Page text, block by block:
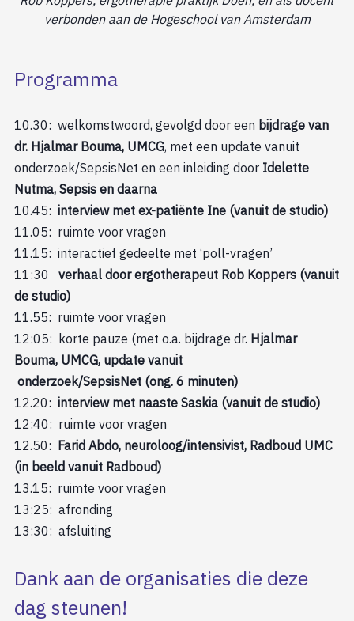
verbonden aan de Hogeschool van Amsterdam
Programma
10.30: welkomstwoord, gevolgd door een bijdrage van
dr. Hjalmar Bouma, UMCG, met een update vanuit
onderzoek/SepsisNet en een inleiding door Idelette
Nutma, Sepsis en daarna
10.45: interview met ex-patiënte Ine (vanuit de studio)
11.05: ruimte voor vragen
11.15: interactief gedeelte met ‘poll-vragen’
11:30 verhaal door ergotherapeut Rob Koppers (vanuit
de studio)
11.55: ruimte voor vragen
12:05: korte pauze (met o.a. bijdrage dr. Hjalmar
Bouma, UMCG, update vanuit
onderzoek/SepsisNet (ong. 6 minuten)
12.20: interview met naaste Saskia (vanuit de studio)
12:40: ruimte voor vragen
12.50: Farid Abdo, neuroloog/intensivist, Radboud UMC
(in beeld vanuit Radboud)
13.15: ruimte voor vragen
13:25: afronding
13:30: afsluiting
Dank aan de organisaties die deze
dag steunen!